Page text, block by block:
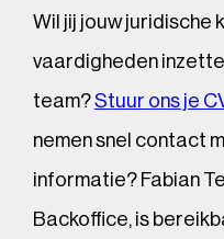
Wil jij jouw juridische
vaardigheden
team?Stuur ons je
nemen snel contact
informatie? Fabian
Backoffice, is